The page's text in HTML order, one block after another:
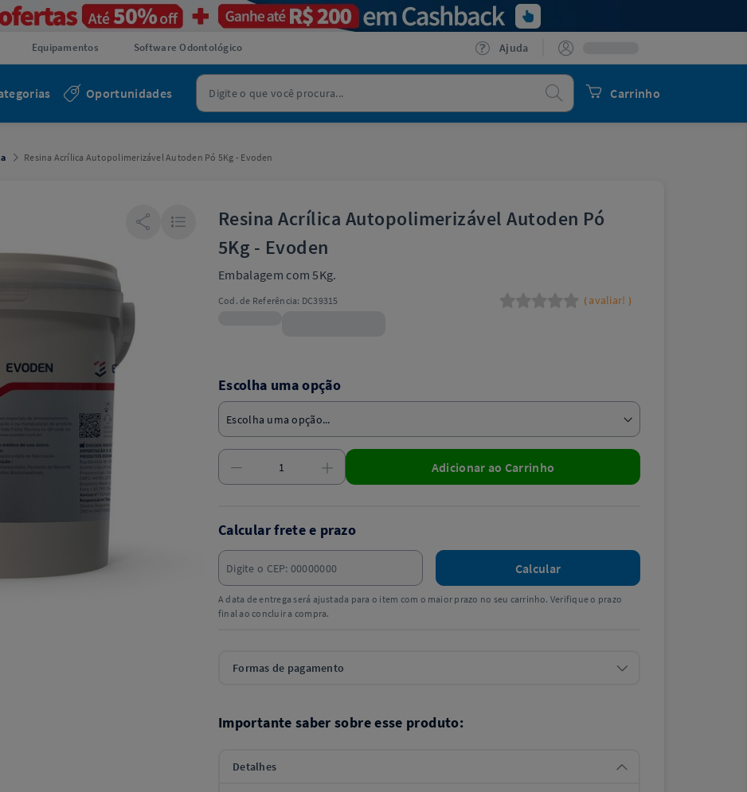
Equipamentos Software Odontológico Ajuda
Carrinho
Procurar
Oportunidades
Resina Acrílica Autopolimerizável Autoden Pó 5Kg - Evoden
Resina Acrílica Autopolimerizável Autoden Pó
5Kg - Evoden
Embalagem com 5Kg.
Cod. de Referência: DC39315 ( avaliar! )
Escolha uma opção
Adicionar ao Carrinho
Calcular frete e prazo
Calcular
A data de entrega será ajustada para o item com o maior prazo no seu carrinho. Verifique o prazo
final ao concluir a compra.
Formas de pagamento
Importante saber sobre esse produto:
Detalhes